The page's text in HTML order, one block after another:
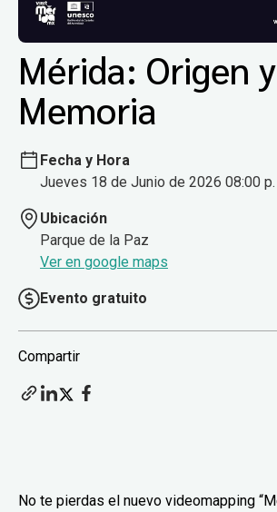
Mérida: Origen y
Memoria
Fecha y Hora
Jueves 18 de Junio de 2026 08:00 p.
Ubicación
Parque de la Paz
Ver en google maps
Evento gratuito
Compartir
No te pierdas el nuevo videomapping